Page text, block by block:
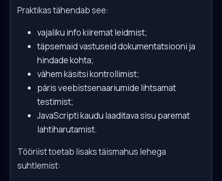
Praktikas tähendab see:
vajaliku info kiiremat leidmist;
täpsemaid vastuseid dokumentatsiooni ja
hindade kohta;
vähem käsitsi kontrollimist;
päris veebistsenaariumide lihtsamat
testimist;
JavaScripti kaudu laaditava sisu paremat
lahtiharutamist.
Tööriist toetab lisaks täismahus lehega
suhtlemist: